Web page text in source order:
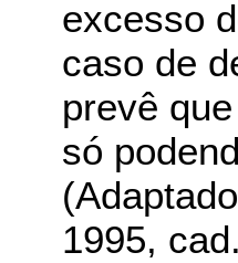
excesso
caso de
prevê
só
1995,